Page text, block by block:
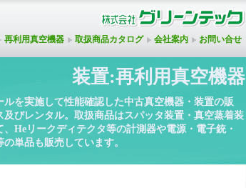
再利用真空機器 取扱商品カタログ 会社案内 お問い合せ
装置:再利用真空機器
ルを実施して性能確認した中古真空機器・装置の販
及びレンタル。取扱商品はスパッタ装置・真空蒸着装
Heリークディテクタ等の計測器や電源・電子銃・
単品も販売しています。